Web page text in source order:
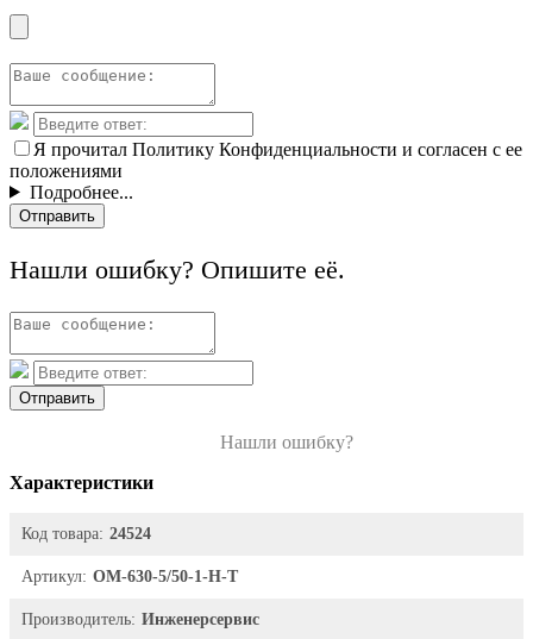
Я прочитал Политику Конфиденциальности и согласен с ее
положениями
Подробнее...
Отправить
Нашли ошибку? Опишите её.
Отправить
Нашли ошибку?
Характеристики
Код товара: 24524
Артикул: ОМ-630-5/50-1-Н-Т
Производитель: Инженерсервис